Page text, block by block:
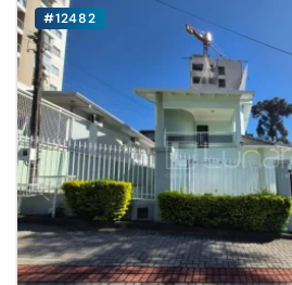
#12482